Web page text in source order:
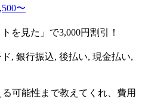
〜
を見た」で3,000円割引！
, 銀行振込, 後払い, 現金払い,
可能性まで教えてくれ、費用